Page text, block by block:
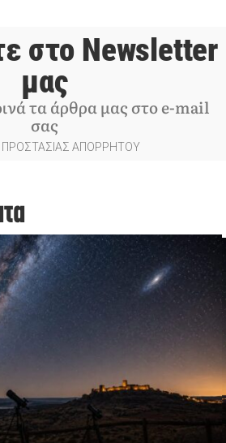
στο Newsletter
μας
τα άρθρα μας στο e-mail
σας
ΠΡΟΣΤΑΣΙΑΣ ΑΠΟΡΡΗΤΟΥ